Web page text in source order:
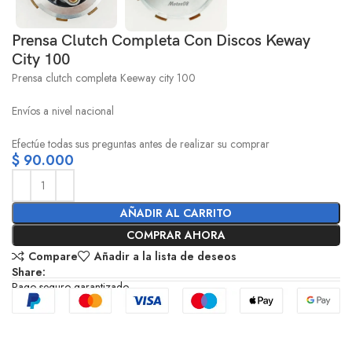
Prensa Clutch Completa Con Discos Keway
City 100
Prensa clutch completa Keeway city 100
Envíos a nivel nacional
Efectúe todas sus preguntas antes de realizar su comprar
$ 90.000
AÑADIR AL CARRITO
COMPRAR AHORA
Compare
Añadir a la lista de deseos
Share:
Pago seguro garantizado